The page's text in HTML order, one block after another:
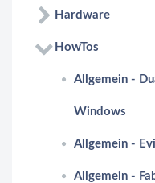
Hardware
HowTos
Allgemein -
Windows
Allgemein -
Allgemein -